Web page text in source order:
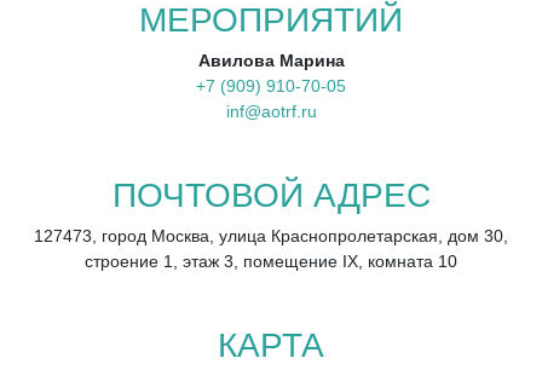
МЕРОПРИЯТИЙ
Авилова Марина
+7 (909) 910-70-05
inf@aotrf.ru
ПОЧТОВОЙ АДРЕС
127473, город Москва, улица Краснопролетарская, дом 30,
строение 1, этаж 3, помещение IX, комната 10
КАРТА